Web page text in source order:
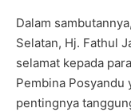
Dalam
Selatan, Hj. Fathul
selamat kepada
Pembina Posyandu
pentingnya